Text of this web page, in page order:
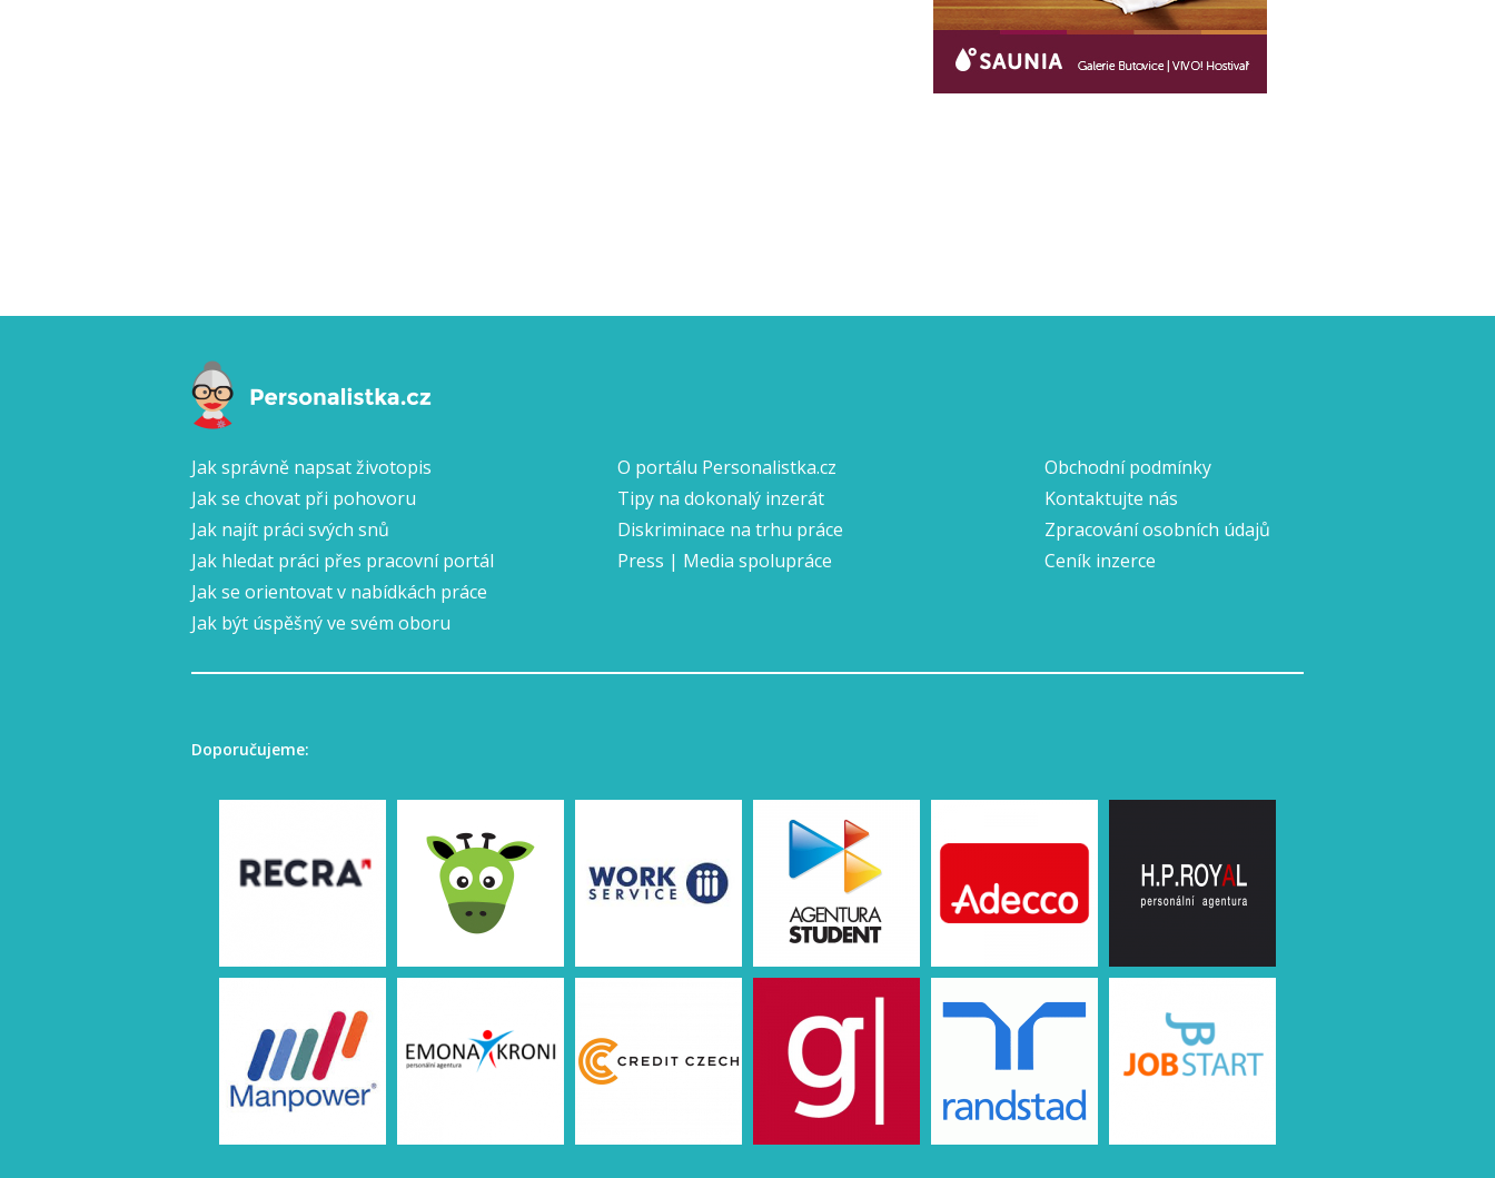
Jak správně napsat životopis
Jak se chovat při pohovoru
Jak najít práci svých snů
Jak hledat práci přes pracovní portál
Jak se orientovat v nabídkách práce
Jak být úspěšný ve svém oboru
O portálu Personalistka.cz
Tipy na dokonalý inzerát
Diskriminace na trhu práce
Press | Media spolupráce
Obchodní podmínky
Kontaktujte nás
Zpracování osobních údajů
Ceník inzerce
Doporučujeme: